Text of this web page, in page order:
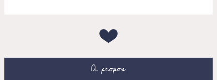
A propos